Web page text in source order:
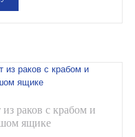
раков с крабом и
ящике